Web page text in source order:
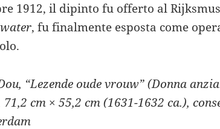
1912, il dipinto fu offerto al
, fu finalmente esposta come
“Lezende oude vrouw” (Donna
cm × 55,2 cm (1631-1632 ca.),